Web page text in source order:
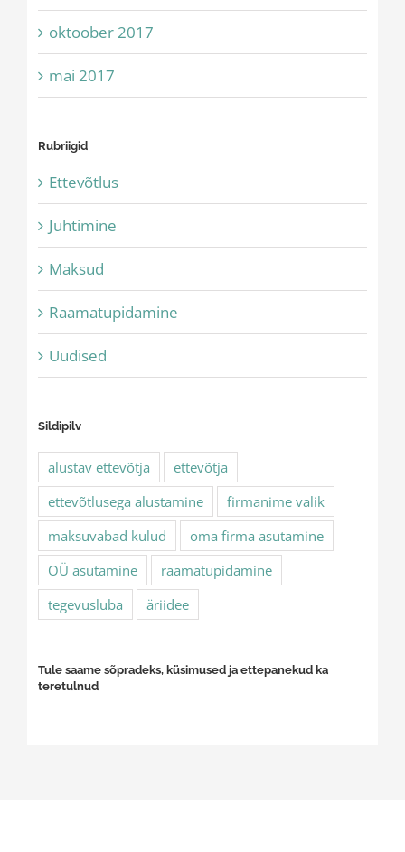
oktoober 2017
mai 2017
Rubriigid
Ettevõtlus
Juhtimine
Maksud
Raamatupidamine
Uudised
Sildipilv
alustav ettevõtja
ettevõtja
ettevõtlusega alustamine
firmanime valik
maksuvabad kulud
oma firma asutamine
OÜ asutamine
raamatupidamine
tegevusluba
äriidee
Tule saame sõpradeks, küsimused ja ettepanekud ka
teretulnud